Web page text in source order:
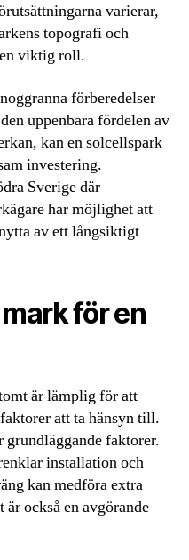
varierar,
topografi och
viktig roll.
förberedelser
uppenbara fördelen av
kan en solcellspark
investering.
Sverige där
har möjlighet att
av ett långsiktigt
för en
är lämplig för att
att ta hänsyn till.
faktorer.
installation och
kan medföra extra
också en avgörande